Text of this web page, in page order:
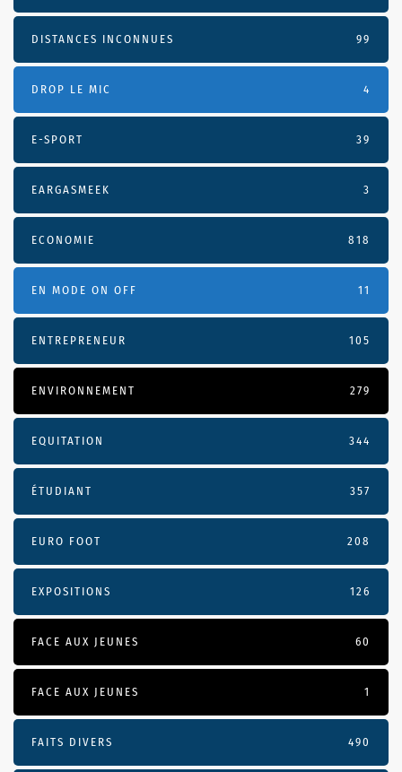
DISTANCES INCONNUES 99
DROP LE MIC 4
E-SPORT 39
EARGASMEEK 3
ECONOMIE 818
EN MODE ON OFF 11
ENTREPRENEUR 105
ENVIRONNEMENT 279
EQUITATION 344
ÉTUDIANT 357
EURO FOOT 208
EXPOSITIONS 126
FACE AUX JEUNES 60
FACE AUX JEUNES 1
FAITS DIVERS 490